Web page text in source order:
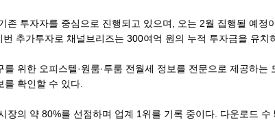
존 투자자를 중심으로 진행되고 있으며, 오는 2월 집행될 예
추가투자로 채널브리즈는 300여억 원의 누적 투자금을 유치
를 위한 오피스텔·원룸·투룸 전월세 정보를 전문으로 제공하
를 확인할 수 있다.
장의 약 80%를 선점하며 업계 1위를 기록 중이다. 다운로드